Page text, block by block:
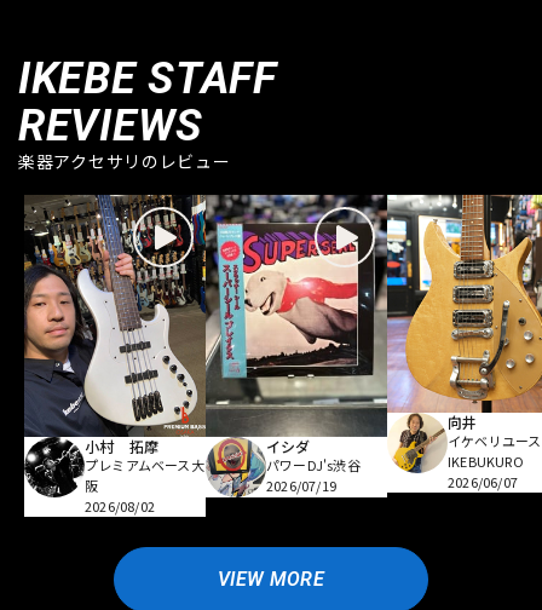
IKEBE STAFF
REVIEWS
楽器アクセサリのレビュー
小村 拓摩
プレミアムベース大
阪
2026/08/02
イシダ
パワーDJ's渋谷
2026/07/19
向井
イケベリユース
IKEBUKURO
2026/06/07
VIEW MORE